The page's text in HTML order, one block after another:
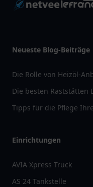
Neueste Blog-Beiträge
Die Rolle von Heizöl-
Die besten Raststätten
Tipps für die Pflege
Einrichtungen
AVIA Xpress Truck
AS 24 Tankstelle